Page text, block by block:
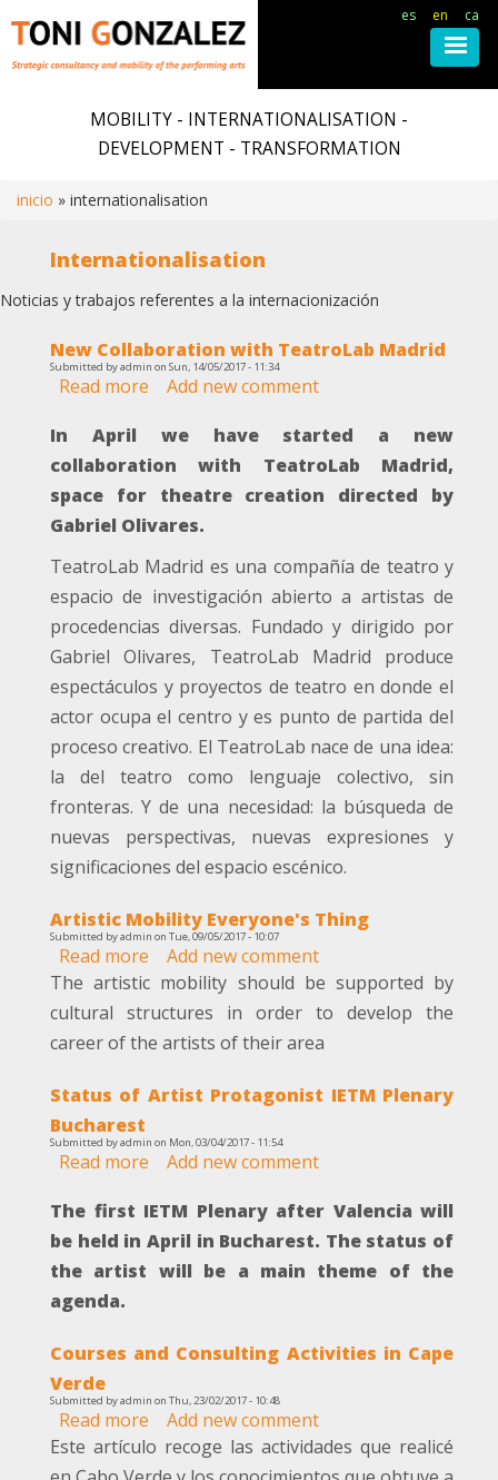
MOBILITY - INTERNATIONALISATION -
DEVELOPMENT - TRANSFORMATION
Breadcrumb
inicio internationalisation
es en ca
Internationalisation
Noticias y trabajos referentes a la internacionización
New Collaboration with TeatroLab Madrid
Submitted byadmin on Sun, 14/05/2017 - 11:34
Read more about
Collaboration
with
TeatroLab
Madrid
Add new comment
In April we have started a new
collaboration with TeatroLab Madrid,
space for theatre creation directed by
Gabriel Olivares.
TeatroLab Madrid es una compañía de teatro y
espacio de investigación abierto a artistas de
procedencias diversas. Fundado y dirigido por
Gabriel Olivares, TeatroLab Madrid produce
espectáculos y proyectos de teatro en donde el
actor ocupa el centro y es punto de partida del
proceso creativo. El TeatroLab nace de una idea:
la del teatro como lenguaje colectivo, sin
fronteras. Y de una necesidad: la búsqueda de
nuevas perspectivas, nuevas expresiones y
significaciones del espacio escénico.
Artistic Mobility Everyone's Thing
Submitted byadmin on Tue, 09/05/2017 - 10:07
Read more about
Artistic
Mobility
Thing
Add new comment
The artistic mobility should be supported by
cultural structures in order to develop the
career of the artists of their area
Status of Artist Protagonist IETM Plenary
Bucharest
Submitted byadmin on Mon, 03/04/2017 - 11:54
Read more about
of
Artist
Protagonist
IETM
Add new comment
The first IETM Plenary after Valencia will
be held in April in Bucharest. The status of
the artist will be a main theme of the
agenda.
Courses and Consulting Activities in Cape
Verde
Submitted byadmin on Thu, 23/02/2017 - 10:48
Read more about
Courses
and
Add new comment
Este artículo recoge las actividades que realicé